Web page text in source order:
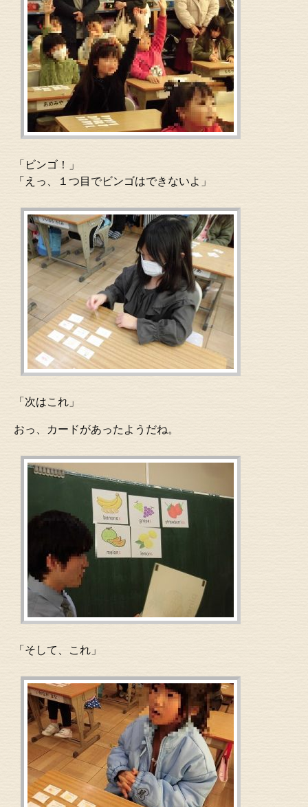
「ビンゴ！」
「えっ、１つ目でビンゴはできないよ」
「次はこれ」
おっ、カードがあったようだね。
「そして、これ」